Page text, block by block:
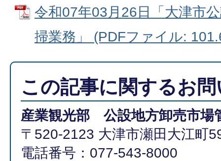
令和07年03月26日「大津市
掃業務」 (PDFファイル:
この記事に関するお
産業観光部 公設地方卸売市場
〒520-2123 大津市瀬田大江町
電話番号：077-543-8000